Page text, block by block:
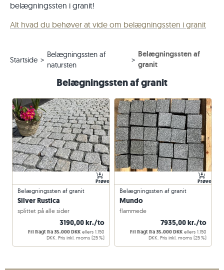
belægningssten i granit!
Alt hvad du behøver at vide om belægningssten i granit
Startside
Belægningssten af
natursten
Belægningssten af
granit
Belægningssten af granit
Belægningssten af granit
Silver Rustica
splittet på alle sider
3190,00 kr./to
Fri fragt fra 35.000 DKK ellers 1.150
DKK. Pris inkl. moms (25 %)
Prøve
Belægningssten af granit
Mundo
flammede
7935,00 kr./to
Fri fragt fra 35.000 DKK ellers 1.150
DKK. Pris inkl. moms (25 %)
Prøve